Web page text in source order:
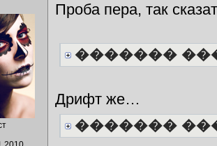
Проба пера, так
�������
Дрифт же…
�������